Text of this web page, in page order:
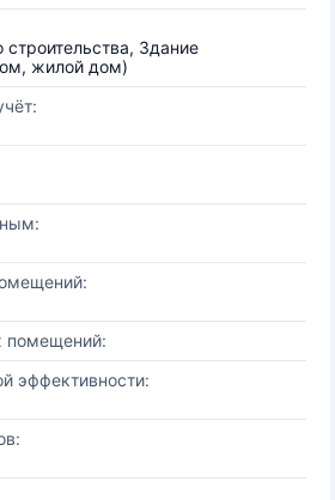
строительства, Здание
жилой дом)
помещений:
эффективности: